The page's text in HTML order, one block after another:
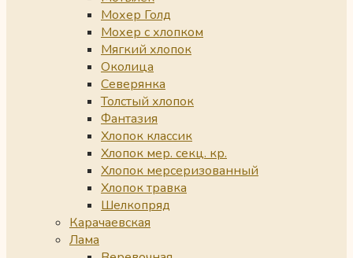
Мохер Голд
Мохер с хлопком
Мягкий хлопок
Околица
Северянка
Толстый хлопок
Фантазия
Хлопок классик
Хлопок мер. секц. кр.
Хлопок мерсеризованный
Хлопок травка
Шелкопряд
Карачаевская
Лама